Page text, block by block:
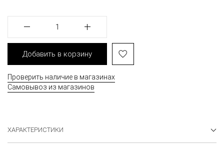
1
Добавить в корзину
Проверить наличие в магазинах
Самовывоз из магазинов
ХАРАКТЕРИСТИКИ